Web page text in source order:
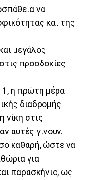
να
και της
μεγάλος
προσδοκίες
1, η πρώτη μέρα
διαδρομής
νίκη στις
αυτές γίνουν.
καθαρή, ώστε να
για
παρασκήνιο, ως